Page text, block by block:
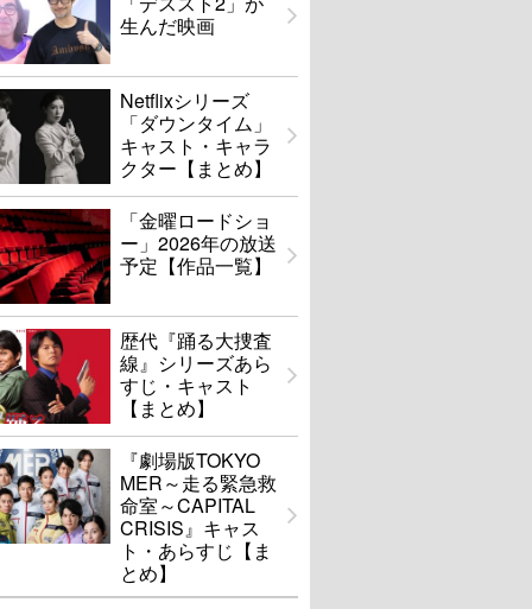
生んだ映画
Netflixシリーズ
「ダウンタイム」
キャスト・キャラ
クター【まとめ】
「金曜ロードショ
ー」2026年の放送
予定【作品一覧】
歴代『踊る大捜査
線』シリーズあら
すじ・キャスト
【まとめ】
『劇場版TOKYO
MER～走る緊急救
命室～CAPITAL
CRISIS』キャス
ト・あらすじ【ま
とめ】